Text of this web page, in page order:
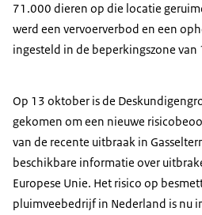
71.000 dieren op die locatie
werd een vervoerverbod en een
ingesteld in de beperkingszone van
Op 13 oktober is de
gekomen om een nieuwe
van de recente uitbraak in
beschikbare informatie over
Europese Unie. Het risico op
pluimveebedrijf in Nederland is nu